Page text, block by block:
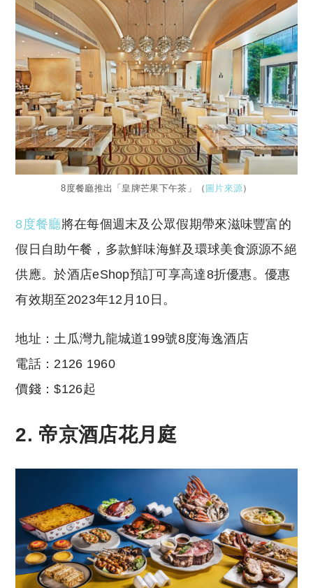
8度餐廳推出「皇牌芒果下午茶」（ 圖片來源）
8度餐廳將在每個週末及公眾假期帶來滋味豐富的
假日自助午餐，多款鮮味海鮮及環球美食源源不絕
供應。於酒店eShop預訂可享高達8折優惠。優惠
有效期至2023年12月10日。
地址：土瓜灣九龍城道199號8度海逸酒店
電話：2126 1960
價錢：$126起
2. 帝京酒店花月庭